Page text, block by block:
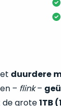
duurdere
– flink–
de grote1TB